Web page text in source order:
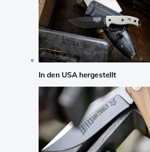
In den USA hergestellt